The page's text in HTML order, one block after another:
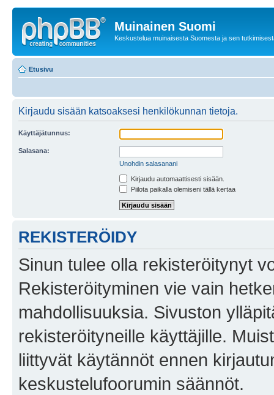
Muinainen Suomi
Keskustelua muinaisesta Suomesta ja sen
Etusivu
Kirjaudu sisään katsoaksesi henkilökunnan tietoja.
Käyttäjätunnus:
Salasana:
Unohdin salasanani
Kirjaudu automaattisesti sisään.
Piilota paikalla olemiseni tällä kertaa
REKISTERÖIDY
Sinun tulee olla rekisteröitynyt
Rekisteröityminen vie vain
mahdollisuuksia. Sivuston
rekisteröityneille käyttäjille.
liittyvät käytännöt ennen
keskustelufoorumin säännöt.